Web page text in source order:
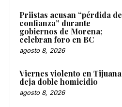
Priistas acusan “pérdida de
confianza” durante
gobiernos de Morena;
celebran foro en BC
agosto 8, 2026
Viernes violento en Tijuana
deja doble homicidio
agosto 8, 2026